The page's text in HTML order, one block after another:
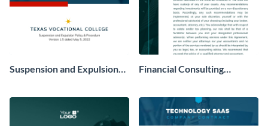
Suspension and Expulsion
Financial Consulting